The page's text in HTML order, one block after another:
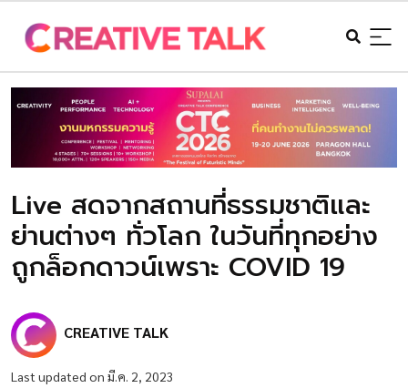
Live สดจากสถานที่ธรรมชาติและ
ย่านต่างๆ ทั่วโลก ในวันที่ทุกอย่าง
ถูกล็อกดาวน์เพราะ COVID 19
CREATIVE TALK
Last updated on มี.ค. 2, 2023